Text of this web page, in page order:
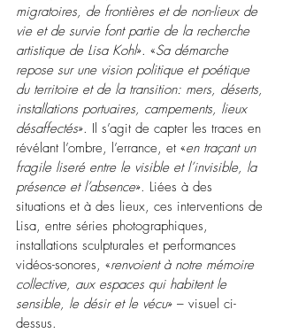
migratoires, de frontières et de non-lieux de
vie et de survie font partie de la recherche
artistique de Lisa Kohl». «Sa démarche
repose sur une vision politique et poétique
du territoire et de la transition: mers, déserts,
installations portuaires, campements, lieux
désaffectés». Il s’agit de capter les traces en
révélant l’ombre, l’errance, et «en traçant un
fragile liseré entre le visible et l’invisible, la
présence et l’absence». Liées à des
situations et à des lieux, ces interventions de
Lisa, entre séries photographiques,
installations sculpturales et performances
vidéos-sonores, «renvoient à notre mémoire
collective, aux espaces qui habitent le
sensible, le désir et le vécu» – visuel ci-
dessus.